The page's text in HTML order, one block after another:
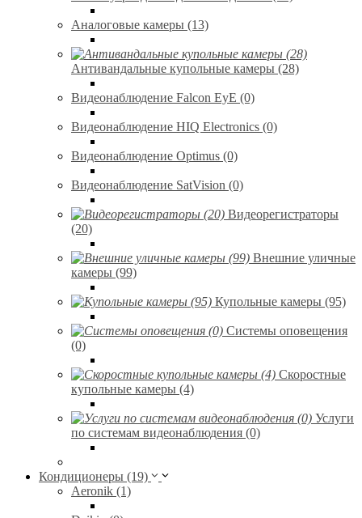
Аналоговые камеры (13)
Антивандальные купольные камеры (28)
Видеонаблюдение Falcon EyE (0)
Видеонаблюдение HIQ Electronics (0)
Видеонаблюдение Optimus (0)
Видеонаблюдение SatVision (0)
Видеорегистраторы
(20)
Внешние уличные
камеры (99)
Купольные камеры (95)
Системы оповещения
(0)
Скоростные
купольные камеры (4)
Услуги
по системам видеонаблюдения (0)
Кондиционеры (19)
Aeronik (1)